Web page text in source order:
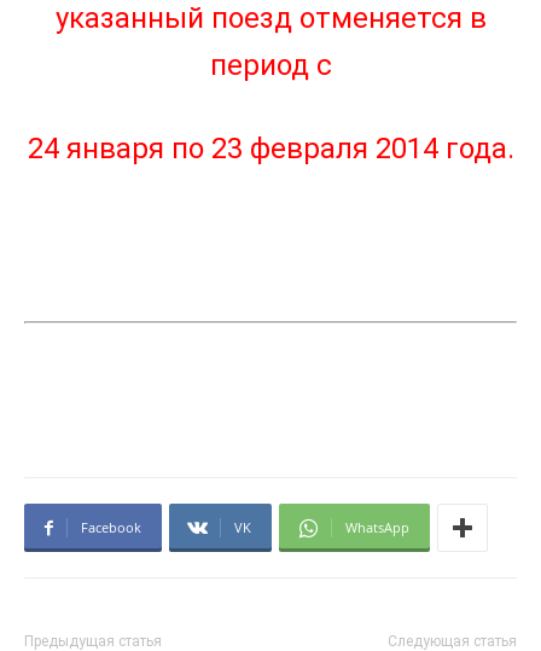
указанный поезд отменяется в
период с
24 января по 23 февраля 2014 года.
Facebook VK WhatsApp
Предыдущая статья Следующая статья